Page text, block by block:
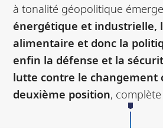
à tonalité géopolitique
énergétique et industrielle,
alimentaire et donc la
enfin la défense et la
lutte contre le changement
deuxième position,